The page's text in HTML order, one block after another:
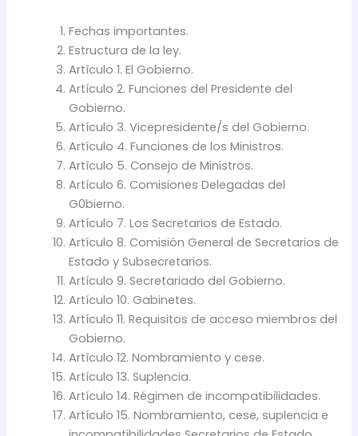
Fechas importantes.
Estructura de la ley.
Artículo 1. El Gobierno.
Artículo 2. Funciones del Presidente del
Gobierno.
Artículo 3. Vicepresidente/s del Gobierno.
Artículo 4. Funciones de los Ministros.
Artículo 5. Consejo de Ministros.
Artículo 6. Comisiones Delegadas del
G0bierno.
Artículo 7. Los Secretarios de Estado.
Artículo 8. Comisión General de Secretarios de
Estado y Subsecretarios.
Artículo 9. Secretariado del Gobierno.
Artículo 10. Gabinetes.
Artículo 11. Requisitos de acceso miembros del
Gobierno.
Artículo 12. Nombramiento y cese.
Artículo 13. Suplencia.
Artículo 14. Régimen de incompatibilidades.
Artículo 15. Nombramiento, cese, suplencia e